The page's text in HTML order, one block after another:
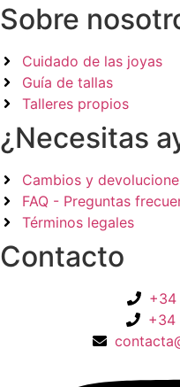
Sobre
Cuidado de las joyas
Guía de tallas
Talleres propios
¿Necesitas
Cambios y
FAQ - Preguntas
Términos legales
Contacto
+34
+34